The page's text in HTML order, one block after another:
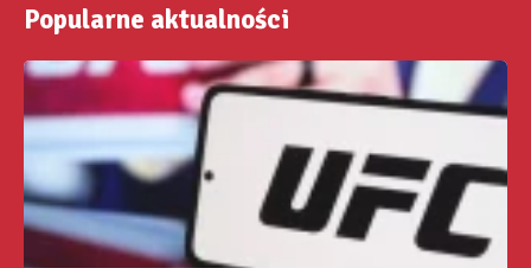
Popularne aktualności